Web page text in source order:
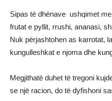
Sipas të dhënave ushqimet
frutat e pyllit, rrushi, ananasi,
Nuk përjashtohen as karrotat,
kungulleshkat e njoma dhe
Megjithatë duhet të tregoni
se një racion, do të dyfishoni